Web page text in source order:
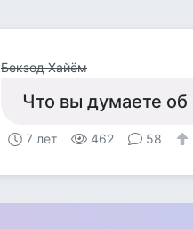
Бекзод Хайём
Что вы думаете об
7 лет 462 58